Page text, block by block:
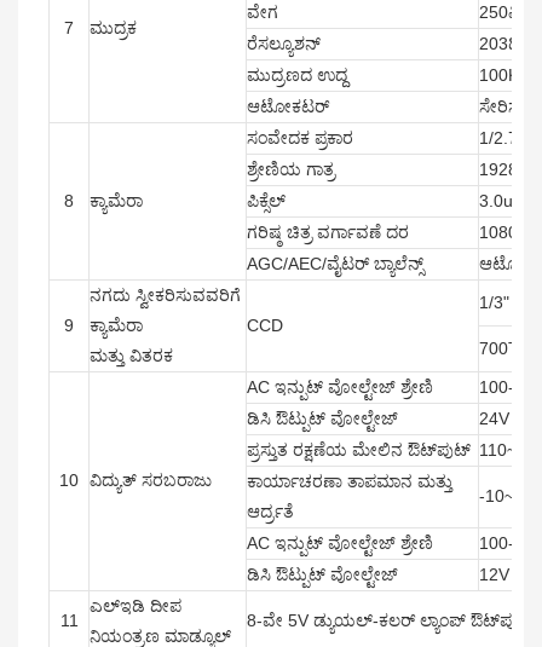
7 ಮುದ್ರಕ
ವೇಗ
ರೆಸಲ್ಯೂಶನ್
ಮುದ್ರಣದ ಉದ್ದ
100KM
ಆಟೋಕಟರ್
8 ಕ್ಯಾಮೆರಾ
ಸಂವೇದಕ ಪ್ರಕಾರ
1/
ಶ್ರೇಣಿಯ ಗಾತ್ರ
ಪಿಕ್ಸೆಲ್
ಗರಿಷ್ಠ ಚಿತ್ರ ವರ್ಗಾವಣೆ ದರ
1080P
AGC/AEC/ವೈಟರ್ ಬ್ಯಾಲೆನ್ಸ್
ಆಟೋ
9
ನಗದು ಸ್ವೀಕರಿಸುವವರಿಗೆ
ಕ್ಯಾಮೆರಾ
ಮತ್ತು ವಿತರಕ
CCD
1/3"
700TV
10 ವಿದ್ಯುತ್ ಸರಬರಾಜು
AC ಇನ್ಪುಟ್ ವೋಲ್ಟೇಜ್ ಶ್ರೇಣಿ
100-
ಡಿಸಿ ಔಟ್ಪುಟ್ ವೋಲ್ಟೇಜ್
24V
ಪ್ರಸ್ತುತ ರಕ್ಷಣೆಯ ಮೇಲಿನ ಔಟ್‌ಪುಟ್
ಕಾರ್ಯಾಚರಣಾ ತಾಪಮಾನ ಮತ್ತು
ಆರ್ದ್ರತೆ
-
AC ಇನ್ಪುಟ್ ವೋಲ್ಟೇಜ್ ಶ್ರೇಣಿ
100-
ಡಿಸಿ ಔಟ್ಪುಟ್ ವೋಲ್ಟೇಜ್
12V
11
ಎಲ್ಇಡಿ ದೀಪ
ನಿಯಂತ್ರಣ ಮಾಡ್ಯೂಲ್
8-ವೇ 5V ಡ್ಯುಯಲ್-ಕಲರ್ ಲ್ಯಾಂಪ್ ಔಟ್‌ಪುಟ್